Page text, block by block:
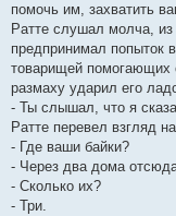
помочь им, захватить
Ратте слушал молча,
предпринимал попыток
товарищей помогающих
размаху ударил его
- Ты слышал, что я
Ратте перевел взгляд
- Где ваши байки?
- Через два дома
- Сколько их?
- Три.